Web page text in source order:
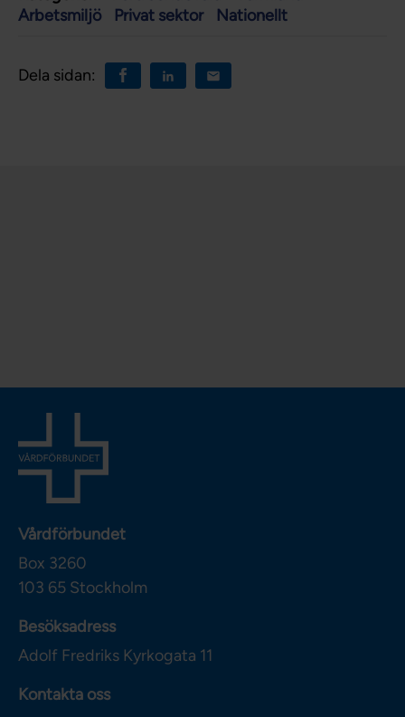
Arbetsmiljö
Privat sektor Nationellt
Dela sidan:
Vårdförbundet
Box 3260
103 65 Stockholm
Besöksadress
Adolf Fredriks Kyrkogata 11
Kontakta oss